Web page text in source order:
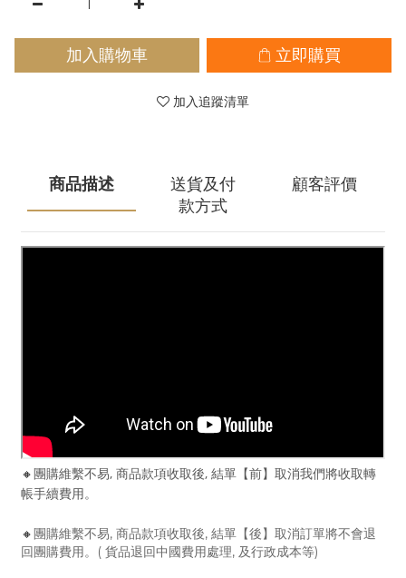
加入購物車 立即購買
加入追蹤清單
商品描述
送貨及付
款方式
顧客評價
🔸團購維繫不易, 商品款項收取後, 結單【前】取消我們將收取轉
帳手續費用。
🔸團購維繫不易, 商品款項收取後, 結單【後】取消訂單將不會退
回團購費用。( 貨品退回中國費用處理, 及行政成本等)